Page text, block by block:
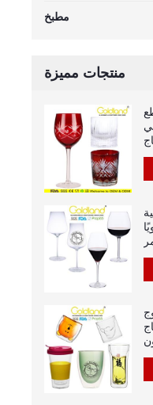
مطبخ
منتجات مميزة